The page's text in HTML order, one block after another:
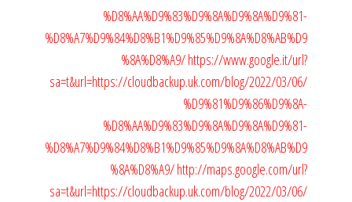
%D8%AA%D9%83%D9%8A%D9%8A%D9%81-
%D8%A7%D9%84%D8%B1%D9%85%D9%8A%D8%AB%D9
%8A%D8%A9/https://www.google.it/url?
sa=t&url=https://cloudbackup.uk.com/blog/2022/03/06/
%D9%81%D9%86%D9%8A-
%D8%AA%D9%83%D9%8A%D9%8A%D9%81-
%D8%A7%D9%84%D8%B1%D9%85%D9%8A%D8%AB%D9
%8A%D8%A9/http://maps.google.com/url?
sa=t&url=https://cloudbackup.uk.com/blog/2022/03/06/